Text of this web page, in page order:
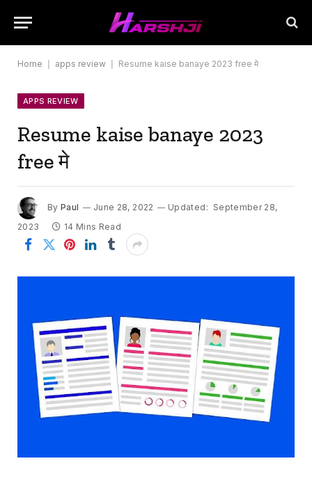
Home apps review Resume kaise banaye 2023 free मे
APPS REVIEW
Resume kaise banaye 2023
free मे
By Paul June 28, 2022 Updated: September 28,
2023
14 Mins Read